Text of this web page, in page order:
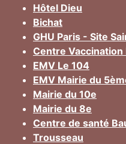
Hôtel Dieu
Bichat
GHU Paris - Site
Centre Vaccination
EMV Le 104
EMV Mairie du
Mairie du 10e
Mairie du 8e
Centre de santé
Trousseau